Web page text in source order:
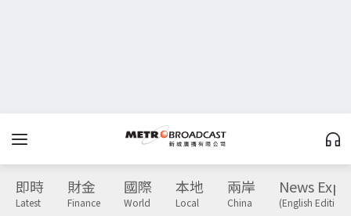
即時
Latest
財金
Finance
國際
World
本地
Local
兩岸
China
News
(English Edition)